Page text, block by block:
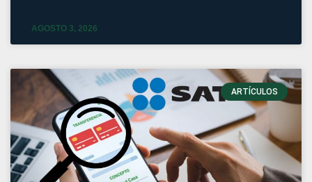
AGOSTO 3, 2026
ARTÍCULOS